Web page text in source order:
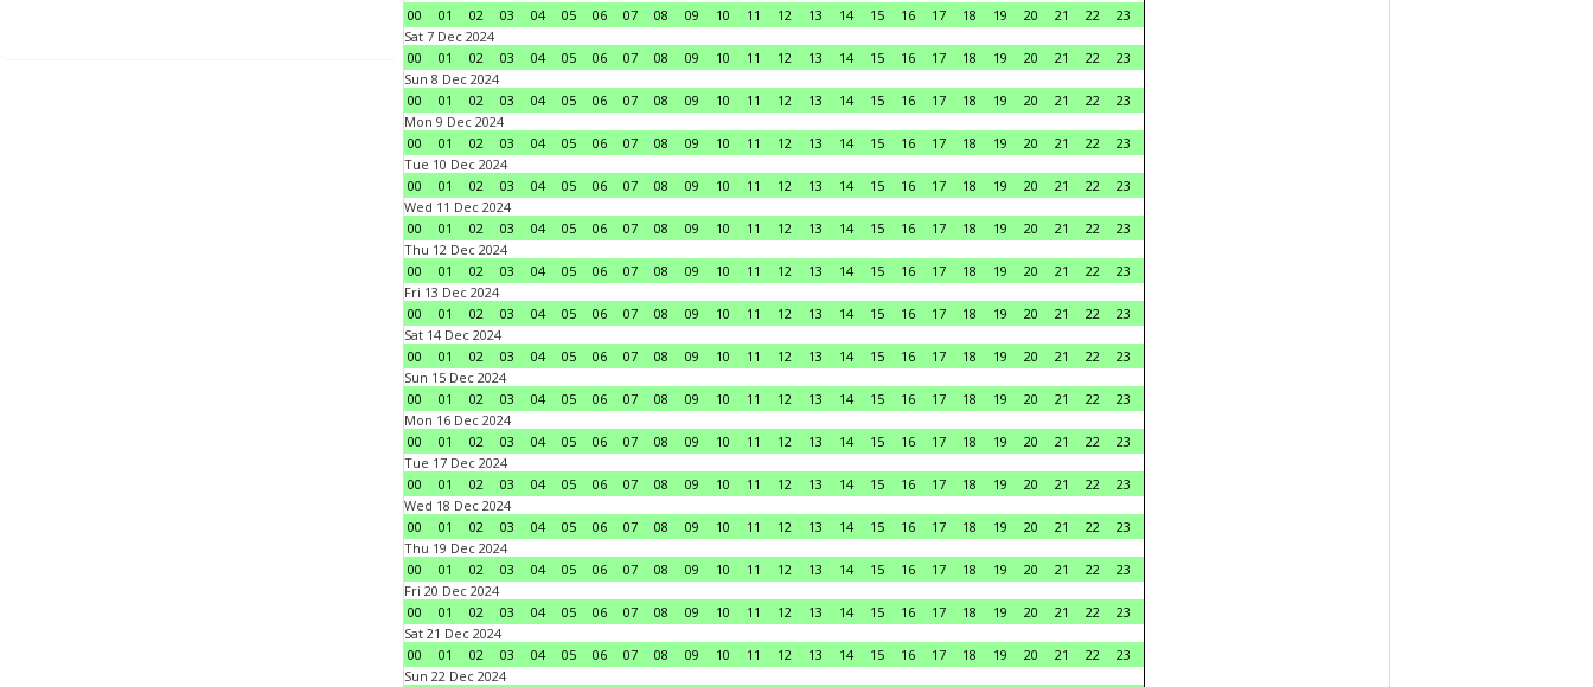
00
01 02 03 04 05 06 07 08 09 10 11 12 13 14 15 16 17 18 19 20 21 22
23
Sat 7 Dec 2024
00
01 02 03 04 05 06 07 08 09 10 11 12 13 14 15 16 17 18 19 20 21 22
23
Sun 8 Dec 2024
00
01 02 03 04 05 06 07 08 09 10 11 12 13 14 15 16 17 18 19 20 21 22
23
Mon 9 Dec 2024
00
01 02 03 04 05 06 07 08 09 10 11 12 13 14 15 16 17 18 19 20 21 22
23
Tue 10 Dec 2024
00
01 02 03 04 05 06 07 08 09 10 11 12 13 14 15 16 17 18 19 20 21 22
23
Wed 11 Dec 2024
00
01 02 03 04 05 06 07 08 09 10 11 12 13 14 15 16 17 18 19 20 21 22
23
Thu 12 Dec 2024
00
01 02 03 04 05 06 07 08 09 10 11 12 13 14 15 16 17 18 19 20 21 22
23
Fri 13 Dec 2024
00
01 02 03 04 05 06 07 08 09 10 11 12 13 14 15 16 17 18 19 20 21 22
23
Sat 14 Dec 2024
00
01 02 03 04 05 06 07 08 09 10 11 12 13 14 15 16 17 18 19 20 21 22
23
Sun 15 Dec 2024
00
01 02 03 04 05 06 07 08 09 10 11 12 13 14 15 16 17 18 19 20 21 22
23
Mon 16 Dec 2024
00
01 02 03 04 05 06 07 08 09 10 11 12 13 14 15 16 17 18 19 20 21 22
23
Tue 17 Dec 2024
00
01 02 03 04 05 06 07 08 09 10 11 12 13 14 15 16 17 18 19 20 21 22
23
Wed 18 Dec 2024
00
01 02 03 04 05 06 07 08 09 10 11 12 13 14 15 16 17 18 19 20 21 22
23
Thu 19 Dec 2024
00
01 02 03 04 05 06 07 08 09 10 11 12 13 14 15 16 17 18 19 20 21 22
23
Fri 20 Dec 2024
00
01 02 03 04 05 06 07 08 09 10 11 12 13 14 15 16 17 18 19 20 21 22
23
Sat 21 Dec 2024
00
01 02 03 04 05 06 07 08 09 10 11 12 13 14 15 16 17 18 19 20 21 22
23
Sun 22 Dec 2024